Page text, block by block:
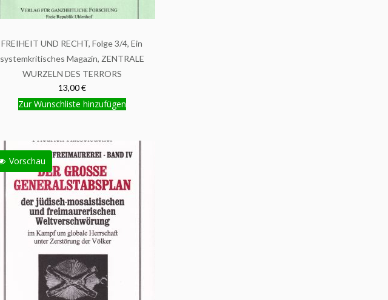
FREIHEIT UND RECHT, Folge 3/4, Ein
systemkritisches Magazin, ZENTRALE
WURZELN DES TERRORS
13,00 €
Zur Wunschliste hinzufügen
Vorschau